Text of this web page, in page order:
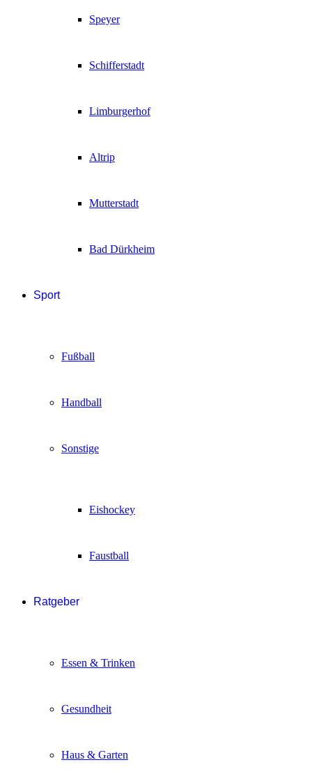
Speyer
Schifferstadt
Limburgerhof
Altrip
Mutterstadt
Bad Dürkheim
Sport
Fußball
Handball
Sonstige
Eishockey
Faustball
Ratgeber
Essen & Trinken
Gesundheit
Haus & Garten